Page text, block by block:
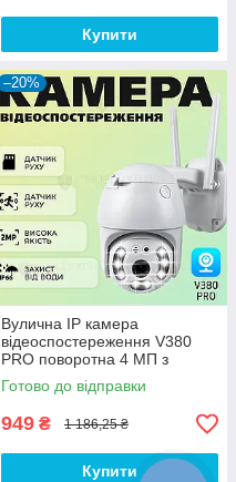
Купити
–20%
Вулична IP камера
відеоспостереження V380
PRO поворотна 4 МП з
віддаленим доступом WiFi
зовнішнього спостереження
Готово до відправки
949 ₴ 1 186,25 ₴
Купити